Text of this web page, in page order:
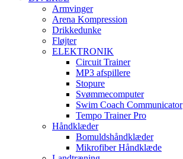
Armvinger
Arena Kompression
Drikkedunke
Fløjter
ELEKTRONIK
Circuit Trainer
MP3 afspillere
Stopure
Svømmecomputer
Swim Coach Communicator
Tempo Trainer Pro
Håndklæder
Bomuldshåndklæder
Mikrofiber Håndklæde